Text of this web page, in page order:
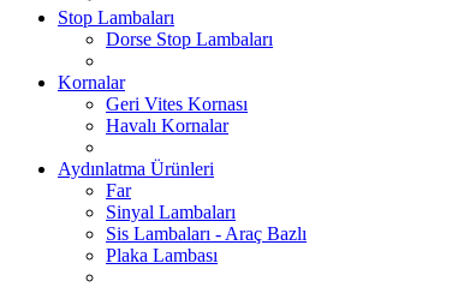
Stop Lambaları
Dorse Stop Lambaları
Kornalar
Geri Vites Kornası
Havalı Kornalar
Aydınlatma Ürünleri
Far
Sinyal Lambaları
Sis Lambaları - Araç Bazlı
Plaka Lambası